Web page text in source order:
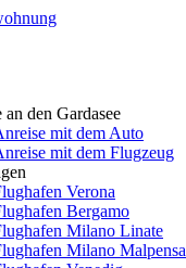
an den Gardasee
mit dem Auto
mit dem Flugzeug
Verona
Bergamo
Milano Linate
Milano Malpensa